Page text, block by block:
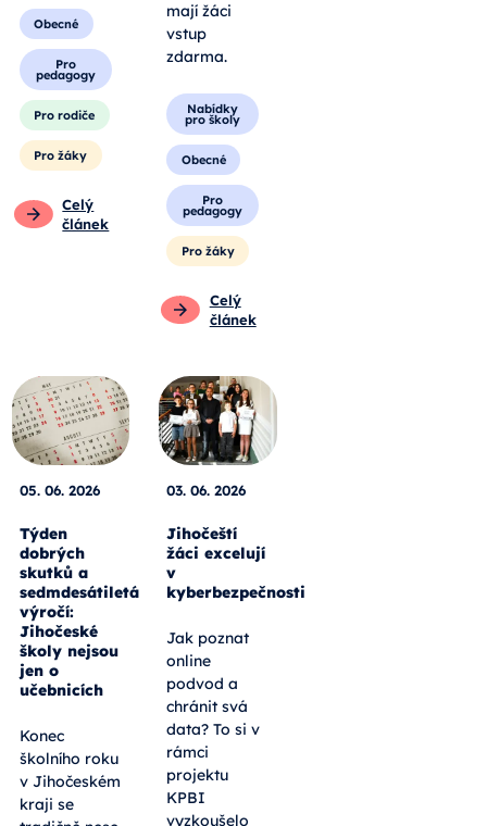
Obecné
Pro
pedagogy
Pro rodiče
Pro žáky
Celý
článek
mají žáci
vstup
zdarma.
Nabídky
pro školy
Obecné
Pro
pedagogy
Pro žáky
Celý
článek
05. 06. 2026
Týden
dobrých
skutků a
sedmdesátiletá
výročí:
Jihočeské
školy nejsou
jen o
učebnicích
Konec
školního roku
v Jihočeském
kraji se
03. 06. 2026
Jihočeští
žáci excelují
v
kyberbezpečnosti
Jak poznat
online
podvod a
chránit svá
data? To si v
rámci
projektu
KPBI
vyzkoušelo